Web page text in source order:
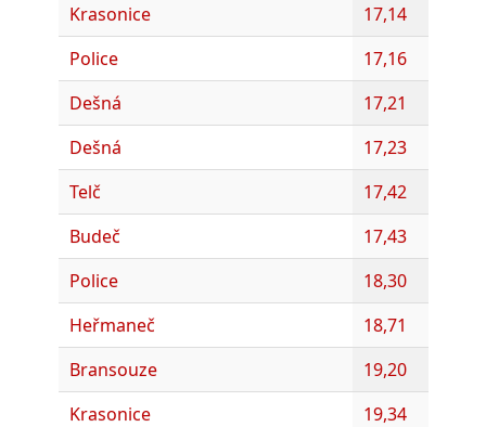
Krasonice
17,14
Police
17,16
Dešná
17,21
Dešná
17,23
Telč
17,42
Budeč
17,43
Police
18,30
Heřmaneč
18,71
Bransouze
19,20
Krasonice
19,34